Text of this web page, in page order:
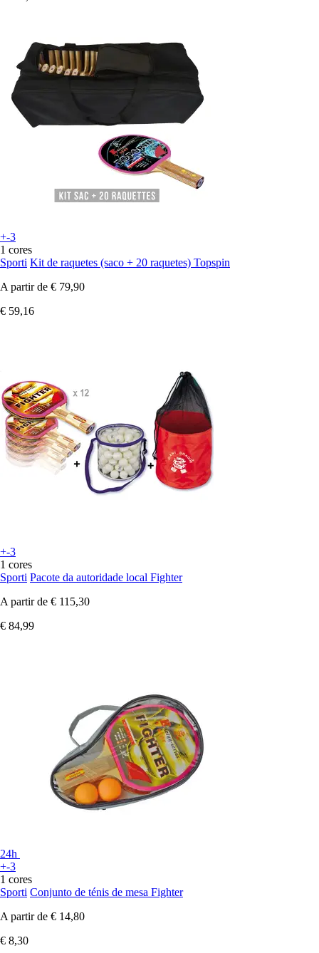
+-3
1 cores
Sporti Kit de raquetes (saco + 20 raquetes) Topspin
A partir de € 79,90
€ 59,16
+-3
1 cores
Sporti Pacote da autoridade local Fighter
A partir de € 115,30
€ 84,99
24h
+-3
1 cores
Sporti Conjunto de ténis de mesa Fighter
A partir de € 14,80
€ 8,30